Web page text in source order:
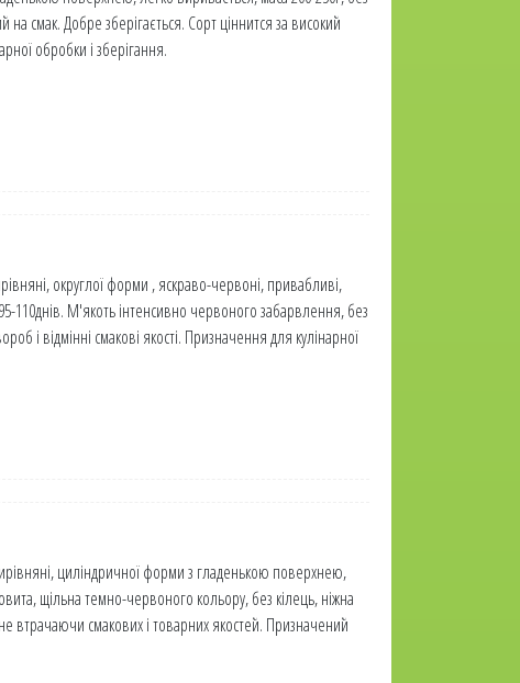
смак. Добре зберігається. Сорт ціннится за високий
обробки і зберігання.
округлої форми , яскраво-червоні, привабливі,
110днів. М'якоть інтенсивно червоного забарвлення, без
і відмінні смакові якості. Призначення для кулінарної
циліндричної форми з гладенькою поверхнею,
щільна темно-червоного кольору, без кілець, ніжна
не втрачаючи смакових і товарних якостей. Призначений